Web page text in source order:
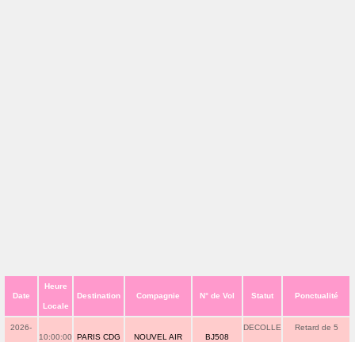
Date
Heure
Locale
Destination Compagnie N° de Vol Statut Ponctualité
2026-
10:00:00 PARIS CDG NOUVEL AIR BJ508
DECOLLE Retard de 5